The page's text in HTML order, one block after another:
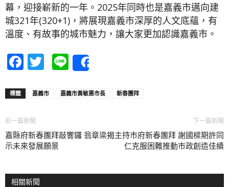
幕，迎接嶄新的一年。2025年同時也是嘉義市邁向建
城321年(320+1)，將展現嘉義市深厚的人文底蘊，有
溫度、有故事的城市魅力，讓大家更加認識嘉義市。
Facebook
Twitter
Line
標籤 嘉義市 嘉義市黃敏惠市長 新春團拜
前一篇新聞
嘉縣府新春團拜敲響鑼 翁章梁揭
示未來發展願景
下一篇新聞
主持市府新春團拜 謝國樑期許同
仁克服困難推動市政創造佳績
相關新聞